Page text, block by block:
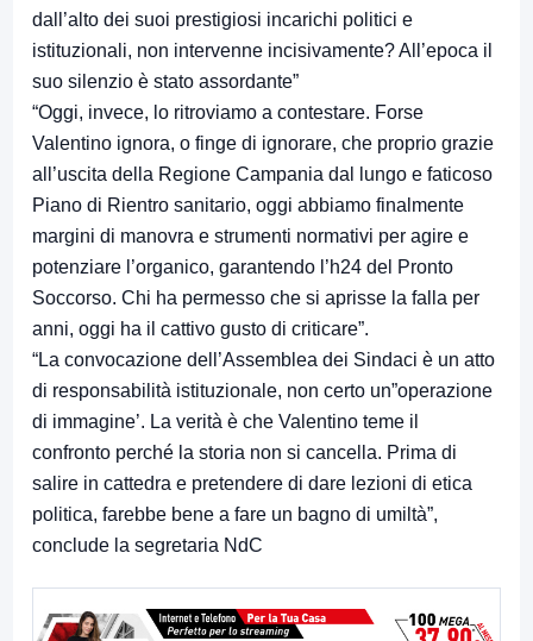
dall’alto dei suoi prestigiosi incarichi politici e
istituzionali, non intervenne incisivamente? All’epoca il
suo silenzio è stato assordante”
“Oggi, invece, lo ritroviamo a contestare. Forse
Valentino ignora, o finge di ignorare, che proprio grazie
all’uscita della Regione Campania dal lungo e faticoso
Piano di Rientro sanitario, oggi abbiamo finalmente
margini di manovra e strumenti normativi per agire e
potenziare l’organico, garantendo l’h24 del Pronto
Soccorso. Chi ha permesso che si aprisse la falla per
anni, oggi ha il cattivo gusto di criticare”.
“La convocazione dell’Assemblea dei Sindaci è un atto
di responsabilità istituzionale, non certo un”operazione
di immagine’. La verità è che Valentino teme il
confronto perché la storia non si cancella. Prima di
salire in cattedra e pretendere di dare lezioni di etica
politica, farebbe bene a fare un bagno di umiltà”,
conclude la segretaria NdC